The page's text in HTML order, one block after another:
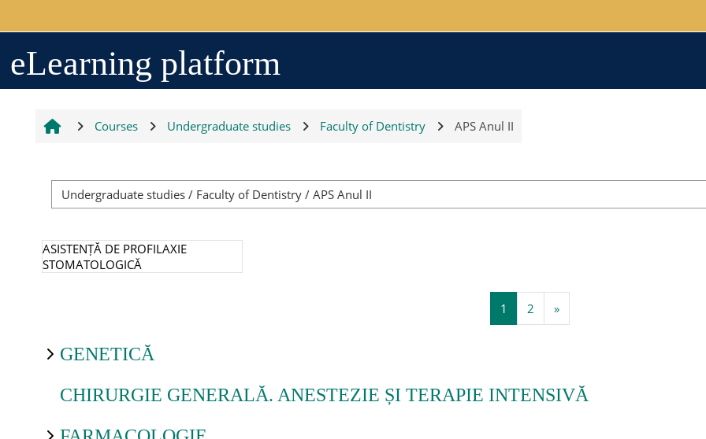
Arhiva
Resurse generale
Orar
Ajutor
eLearning platform
Courses Undergraduate studies Faculty of Dentistry APS Anul II
ASISTENȚĂ DE PROFILAXIE
STOMATOLOGICĂ
1 Page 1
2Page 2
»Next page
GENETICĂ
CHIRURGIE GENERALĂ. ANESTEZIE ȘI TERAPIE INTENSIVĂ